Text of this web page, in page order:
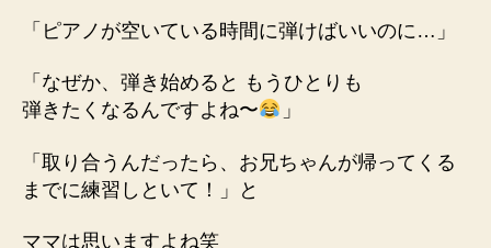
「ピアノが空いている時間に弾けばいいのに…」
「なぜか、弾き始めると もうひとりも
弾きたくなるんですよね〜
」
「取り合うんだったら、お兄ちゃんが帰ってくる
までに練習しといて！」と
ママは思いますよね笑